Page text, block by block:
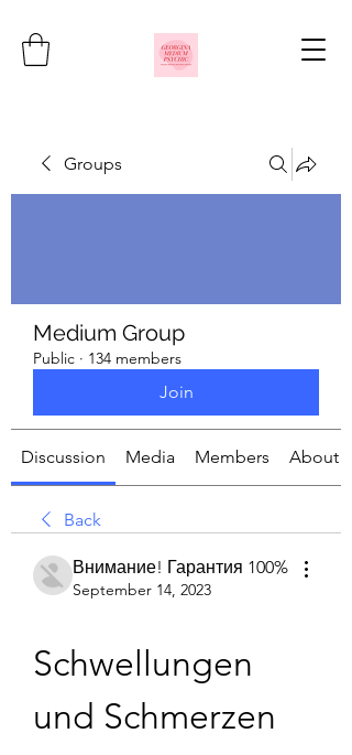
Groups
Medium Group
Public · 134 members
Join
Discussion Media Members About
Back
Внимание! Гарантия 100%
September 14, 2023
Schwellungen
und Schmerzen